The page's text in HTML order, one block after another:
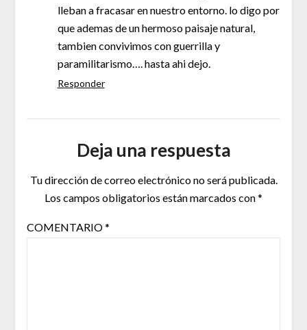
lleban a fracasar en nuestro entorno. lo digo por
que ademas de un hermoso paisaje natural,
tambien convivimos con guerrilla y
paramilitarismo…. hasta ahi dejo.
Responder
Deja una respuesta
Tu dirección de correo electrónico no será publicada.
Los campos obligatorios están marcados con*
COMENTARIO*